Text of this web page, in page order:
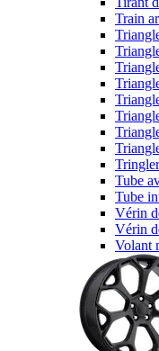
Train
Tube
Tube
Vérin
Vérin
Volant